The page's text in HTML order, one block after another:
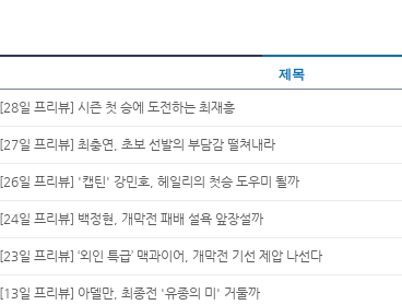
제목
[28일 프리뷰] 시즌 첫 승에 도전하는 최재흥
[27일 프리뷰] 최충연, 초보 선발의 부담감 떨쳐내라
[26일 프리뷰] '캡틴' 강민호, 헤일리의 첫승 도우미 될까
[24일 프리뷰] 백정현, 개막전 패배 설욕 앞장설까
[23일 프리뷰] ‘외인 특급’ 맥과이어, 개막전 기선 제압 나선다
[13일 프리뷰] 아델만, 최종전 '유종의 미' 거둘까